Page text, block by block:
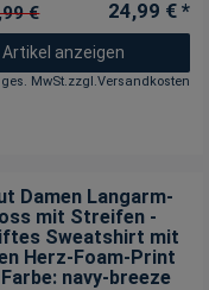
€ 24,99 € *
Artikel anzeigen
MwSt.zzgl.Versandkosten
Damen Langarm-
mit Streifen -
Sweatshirt mit
Herz-Foam-Print
Farbe: navy-breeze